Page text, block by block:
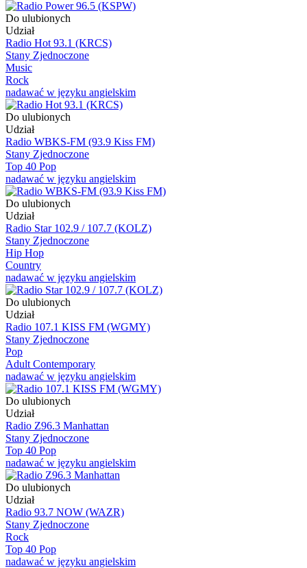
Do ulubionych
Udział
Radio Hot 93.1 (KRCS)
Stany Zjednoczone
Music
Rock
nadawać w języku angielskim
Do ulubionych
Udział
Radio WBKS-FM (93.9 Kiss FM)
Stany Zjednoczone
Top 40 Pop
nadawać w języku angielskim
Do ulubionych
Udział
Radio Star 102.9 / 107.7 (KOLZ)
Stany Zjednoczone
Hip Hop
Country
nadawać w języku angielskim
Do ulubionych
Udział
Radio 107.1 KISS FM (WGMY)
Stany Zjednoczone
Pop
Adult Contemporary
nadawać w języku angielskim
Do ulubionych
Udział
Radio Z96.3 Manhattan
Stany Zjednoczone
Top 40 Pop
nadawać w języku angielskim
Do ulubionych
Udział
Radio 93.7 NOW (WAZR)
Stany Zjednoczone
Rock
Top 40 Pop
nadawać w języku angielskim